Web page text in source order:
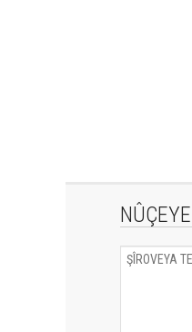
NÛÇEYE